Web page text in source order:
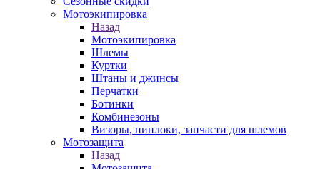
Мотоэкипировка
Назад
Мотоэкипировка
Шлемы
Куртки
Штаны и джинсы
Перчатки
Ботинки
Комбинезоны
Визоры, пинлоки, запчасти для шлемов
Мотозащита
Назад